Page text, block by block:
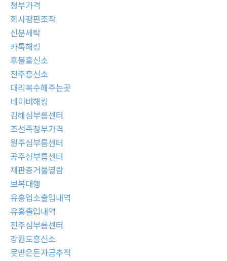
청부가격
회사평판조작
신분세탁
카톡해킹
후불흥신소
전주흥신소
대리복수해주는곳
네이버해킹
김해심부름센터
조선족청부가격
원주심부름센터
공주심부름센터
재판증거물열람
보복대행
유흥업소출입내역
유흥출입내역
진주심부름센터
강원도흥신소
못받은돈자금추적